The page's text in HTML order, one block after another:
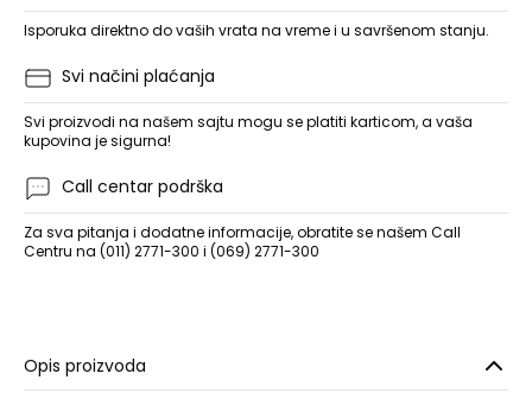
Isporuka direktno do vaših vrata na vreme i u savršenom stanju.
Svi načini plaćanja
Svi proizvodi na našem sajtu mogu se platiti karticom, a vaša
kupovina je sigurna!
Call centar podrška
Za sva pitanja i dodatne informacije, obratite se našem Call
Centru na (011) 2771-300 i (069) 2771-300
Opis proizvoda